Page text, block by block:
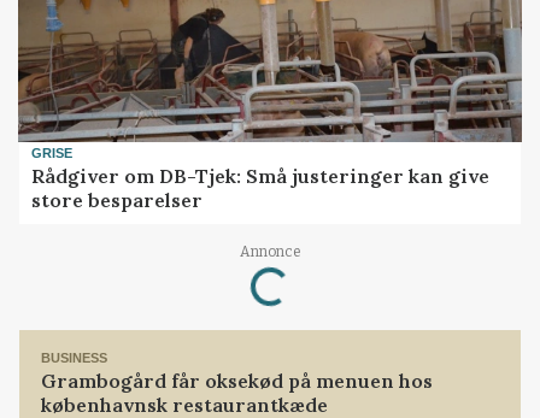
GRISE
Rådgiver om DB-Tjek: Små justeringer kan give
store besparelser
Annonce
Loading...
BUSINESS
Grambogård får oksekød på menuen hos
københavnsk restaurantkæde